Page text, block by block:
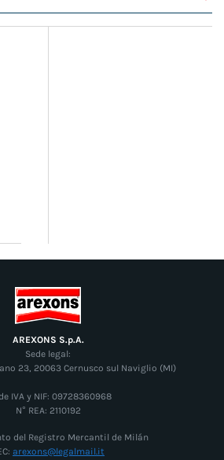
AREXONS S.p.A.
Sede legal:
23, 20063 Cernusco sul Naviglio (MI)
de IVA y NIF: 09728360968
N° REA: 2110192
del Registro Mercantil de Milán
arexons@legalmail.it